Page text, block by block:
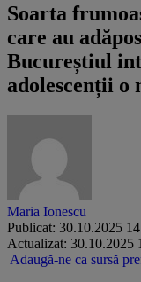
Soarta
care au
Bucureștiul
adolescenții o
Maria Ionescu
Publicat: 30.10.2025
Actualizat: 30.10.2025
Adaugă-ne ca sursă